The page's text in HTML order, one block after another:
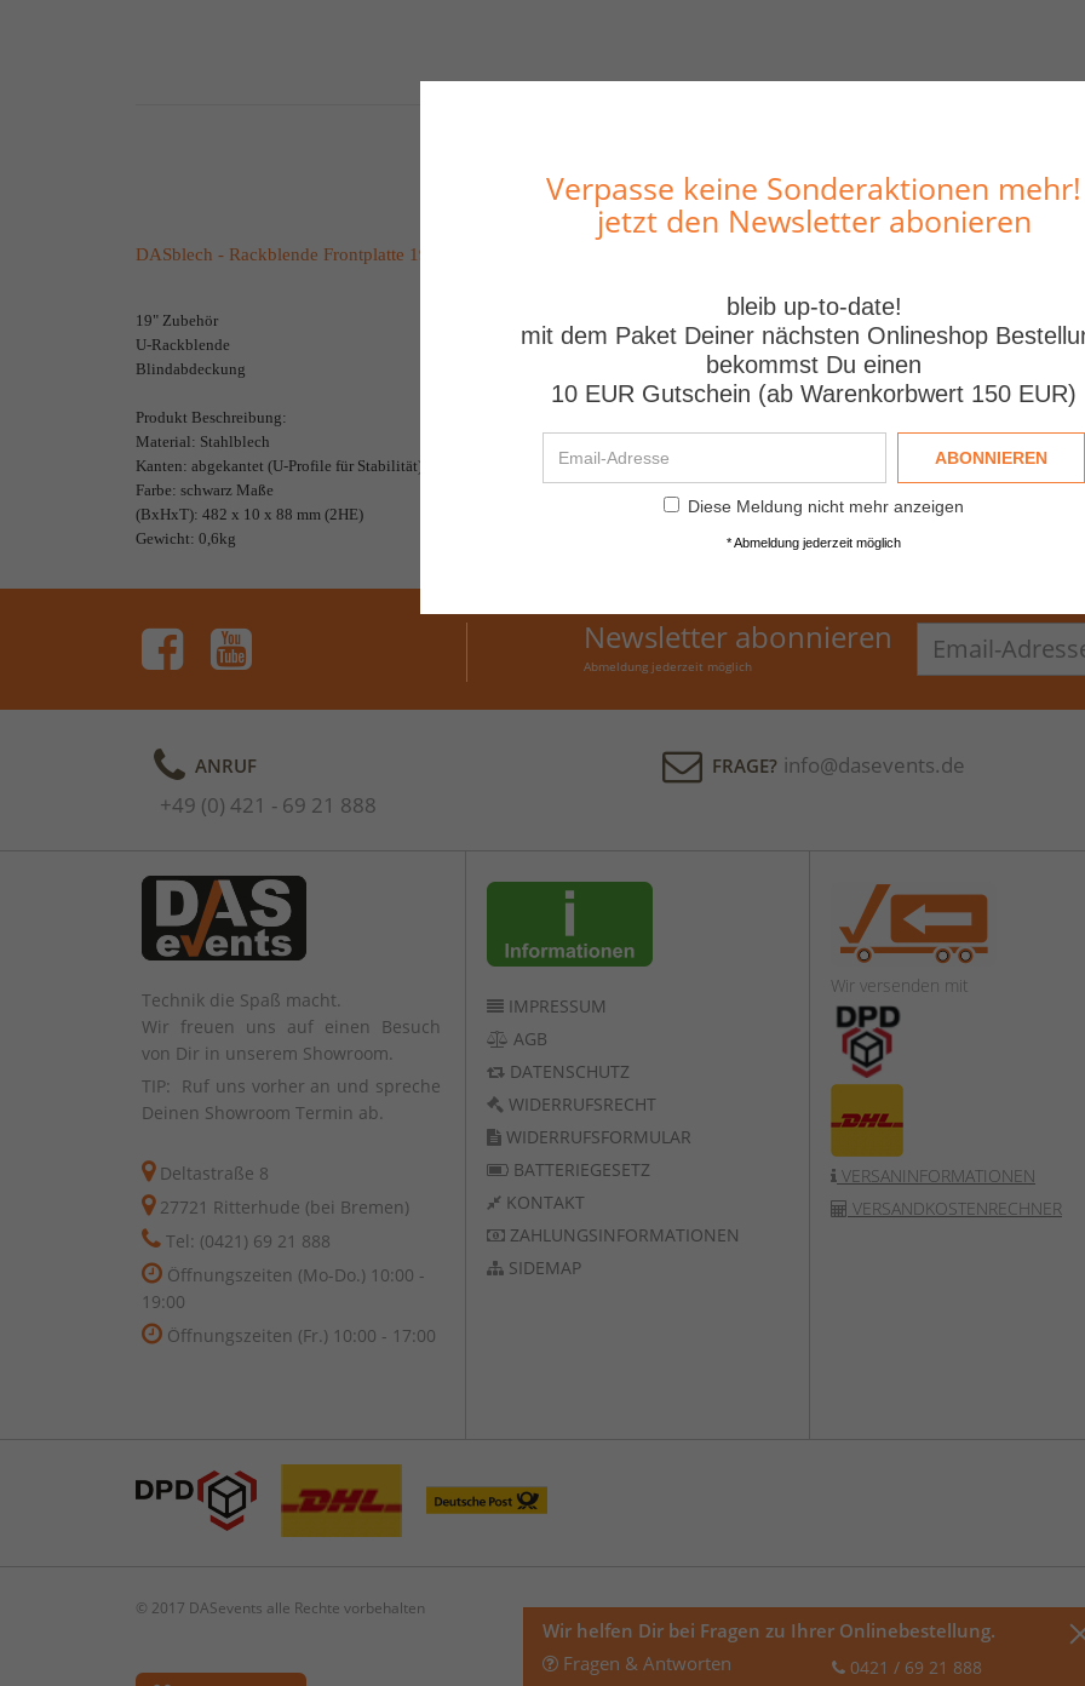
DASblech - Rackblende Frontplatte 19" U-Profile Stahl schwarz 2HE
19" Zubehör
U-Rackblende
Blindabdeckung
Produkt Beschreibung:
Material: Stahlblech
Kanten: abgekantet (U-Profile für Stabilität)
Farbe: schwarz Maße
(BxHxT): 482 x 10 x 88 mm (2HE)
Gewicht: 0,6kg
Newsletter abonnieren
Abmeldung jederzeit möglich
Adresse
ANRUF
+49 (0) 421 - 69 21 888
FRAGE? info@dasevents.de
Technik die Spaß macht.
Wir freuen uns auf einen Besuch
von Dir in unserem Showroom.
TIP: Ruf uns vorher an und spreche
Deinen Showroom Termin ab.
Deltastraße 8
27721 Ritterhude (bei Bremen)
Tel: (0421) 69 21 888
Öffnungszeiten (Mo-Do.) 10:00 -
19:00
Öffnungszeiten (Fr.) 10:00 - 17:00
IMPRESSUM
AGB
DATENSCHUTZ
WIDERRUFSRECHT
WIDERRUFSFORMULAR
BATTERIEGESETZ
KONTAKT
ZAHLUNGSINFORMATIONEN
SIDEMAP
Wir versenden mit
VERSANINFORMATIONEN
VERSANDKOSTENRECHNER
© 2017 DASevents alle Rechte vorbehalten
Wir helfen Dir bei Fragen zu Ihrer Onlinebestellung.
Fragen & Antworten
0421 / 69 21 888
Verpasse keine Sonderaktionen mehr!
jetzt den Newsletter abonieren
bleib up-to-date!
mit dem Paket Deiner nächsten Onlineshop
bekommst Du einen
10 EUR Gutschein (ab Warenkorbwert 150 EUR)
Adresse
ABONNIEREN
Diese Meldung nicht mehr anzeigen
* Abmeldung jederzeit möglich